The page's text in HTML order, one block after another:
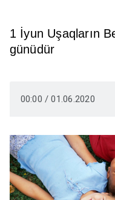
1 İyun Uşaqların
günüdür
00:00 / 01.06.2020